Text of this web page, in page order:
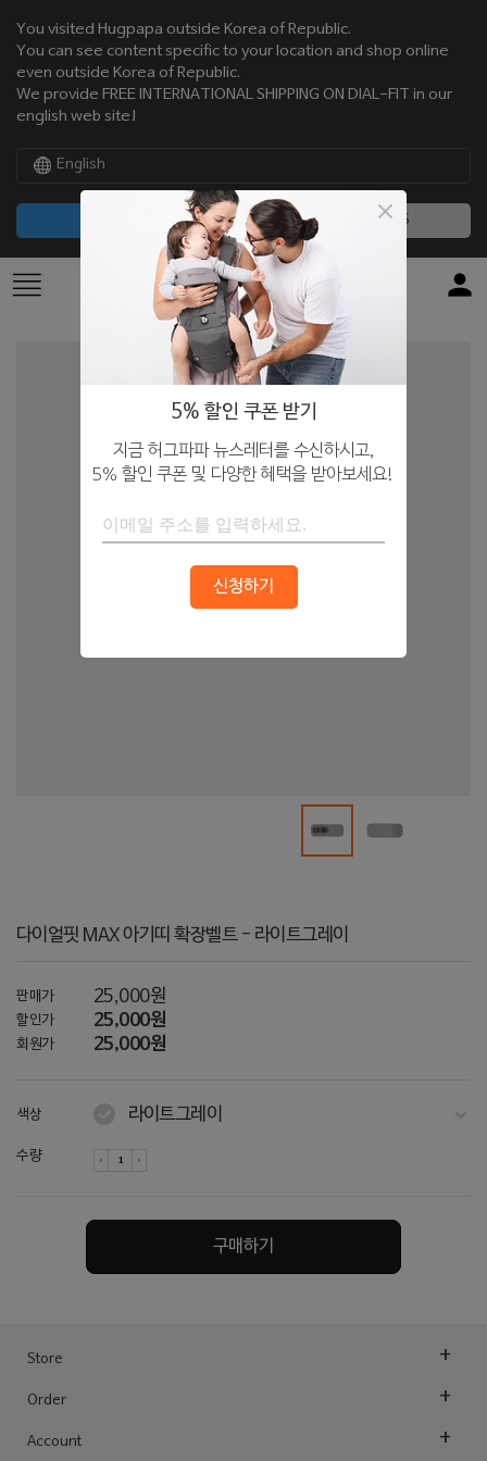
You visited Hugpapa outside Korea of Republic.
You can see content specific to your location and shop online
even outside Korea of Republic.
We provide FREE INTERNATIONAL SHIPPING ON DIAL-FIT in our
english web site!
English
NO, THANKS
다이얼핏 MAX 아기띠 확장벨트 - 라이트그레이
판매가 25,000원
할인가 25,000원
회원가 25,000원
색상
라이트그레이
네이비
수량
구매하기
Store
Order
Account
5% 할인 쿠폰 받기
지금 허그파파 뉴스레터를 수신하시고,
5% 할인 쿠폰 및 다양한 혜택을 받아보세요!
신청하기